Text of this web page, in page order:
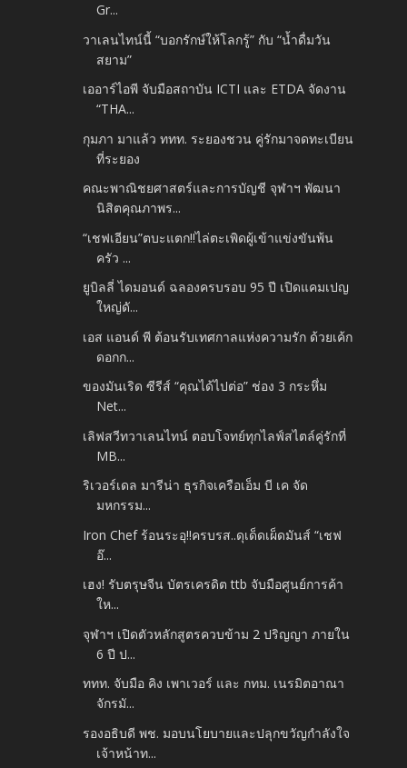
Gr...
วาเลนไทน์นี้ “บอกรักษ์ให้โลกรู้” กับ “น้ำดื่มวัน
สยาม”
เออาร์ไอพี จับมือสถาบัน ICTI และ ETDA จัดงาน
“THA...
กุมภา มาแล้ว ททท. ระยองชวน คู่รักมาจดทะเบียน
ที่ระยอง
คณะพาณิชยศาสตร์และการบัญชี จุฬาฯ พัฒนา
นิสิตคุณภาพร...
“เชฟเอียน”ตบะแตก!!ไล่ตะเพิดผู้เข้าแข่งขันพ้น
ครัว ...
ยูบิลลี่ ไดมอนด์ ฉลองครบรอบ 95 ปี เปิดแคมเปญ
ใหญ่ดั...
เอส แอนด์ พี ต้อนรับเทศกาลแห่งความรัก ด้วยเค้ก
ดอกก...
ของมันเริด ซีรีส์ “คุณได้ไปต่อ” ช่อง 3 กระหึ่ม
Net...
เลิฟสวีทวาเลนไทน์ ตอบโจทย์ทุกไลฟ์สไตล์คู่รักที่
MB...
ริเวอร์เดล มารีน่า ธุรกิจเครือเอ็ม บี เค จัด
มหกรรม...
Iron Chef ร้อนระอุ!!ครบรส..ดุเด็ดเผ็ดมันส์ “เชฟ
อ๊...
เฮง! รับตรุษจีน บัตรเครดิต ttb จับมือศูนย์การค้า
ให...
จุฬาฯ เปิดตัวหลักสูตรควบข้าม 2 ปริญญา ภายใน
6 ปี ป...
ททท. จับมือ คิง เพาเวอร์ และ กทม. เนรมิตอาณา
จักรมั...
รองอธิบดี พช. มอบนโยบายและปลุกขวัญกำลังใจ
เจ้าหน้าท...